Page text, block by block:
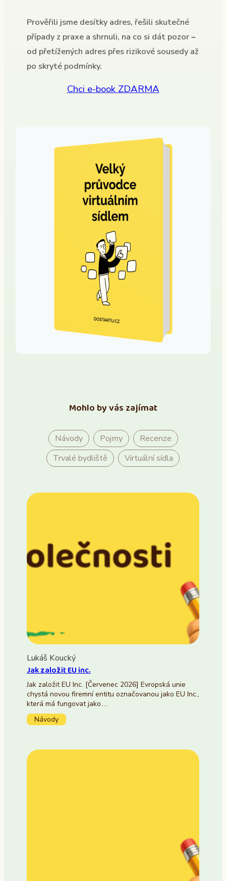
Prověřili jsme desítky adres, řešili skutečné
případy z praxe a shrnuli, na co si dát pozor –
od přetížených adres přes rizikové sousedy až
po skryté podmínky.
Chci e-book ZDARMA
Mohlo by vás zajímat
Návody Pojmy
Recenze
Trvalé bydliště
Virtuální sídla
Lukáš Koucký
Jak založit EU inc.
Jak založit EU Inc. [Červenec 2026] Evropská unie
chystá novou firemní entitu označovanou jako EU Inc.,
která má fungovat jako…
Návody